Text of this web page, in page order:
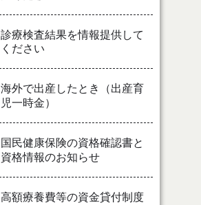
診療検査結果を情報提供して
ください
海外で出産したとき（出産育
児一時金）
国民健康保険の資格確認書と
資格情報のお知らせ
高額療養費等の資金貸付制度